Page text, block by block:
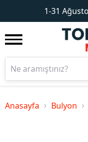
1-31
Anasayfa Bulyon